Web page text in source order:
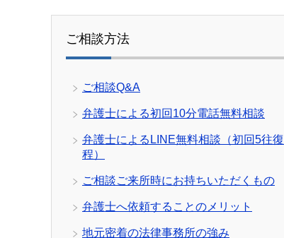
ご相談方法
ご相談Q&A
弁護士による初回10分電話無料相談
弁護士によるLINE無料相談（初回5往復
程）
ご相談ご来所時にお持ちいただくもの
弁護士へ依頼することのメリット
地元密着の法律事務所の強み